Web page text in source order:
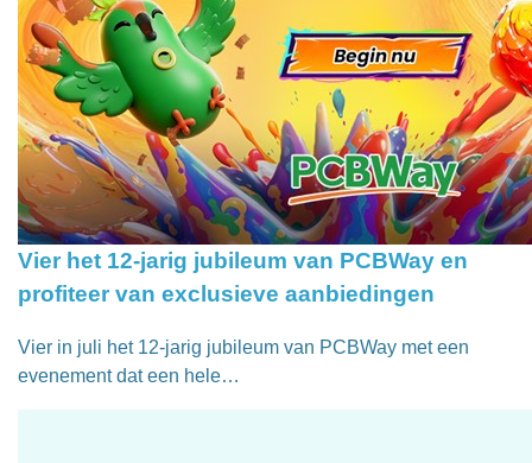
Vier het 12-jarig jubileum van PCBWay en
profiteer van exclusieve aanbiedingen
Vier in juli het 12-jarig jubileum van PCBWay met een
evenement dat een hele…